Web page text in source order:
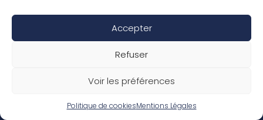
Accepter
Refuser
Voir les préférences
Politique de cookiesMentions Légales
Conditions de garantie
Déclaration de performance
Politique de confidentialité